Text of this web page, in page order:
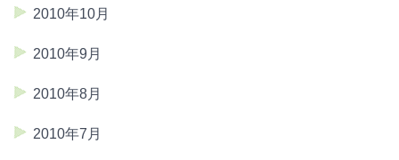
2010年10月
2010年9月
2010年8月
2010年7月